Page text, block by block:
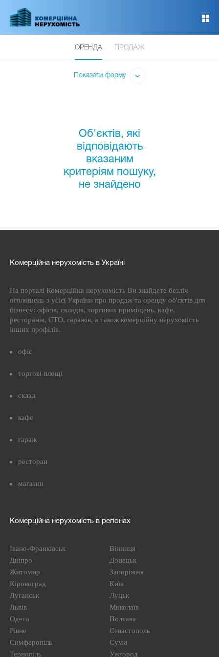
основного
ОРЕНДА ПРОДАЖ
Показати форму
Об'єктів, які
відповідають
вказаним
критеріям пошуку,
не знайдено
Комерційна нерухомість в Україні
На порталі Комерційна нерухомість Ви знайдете безліч
оголошень з усієї України про продаж та оренду об'єктів для
бізнесу: офісів, складів, торгових приміщень, кафе,
ресторанів, СТО, гаражів, а також комерційну нерухомість
інших профілів.
офіс
торгові площі
склад
кафе
гараж
ресторан
магазин
Комерційна нерухомість в регіонах
Івано-Франківськ
Вінниця
Дніпро
Донецьк
Житомир
Запоріжжя
Кіровоград
Київ
Луганськ
Луцьк
Львів
Миколаїв
Одеса
Полтава
Рівне
Севастополь
Симферопіль
Суми
Тернопіль
Ужгород